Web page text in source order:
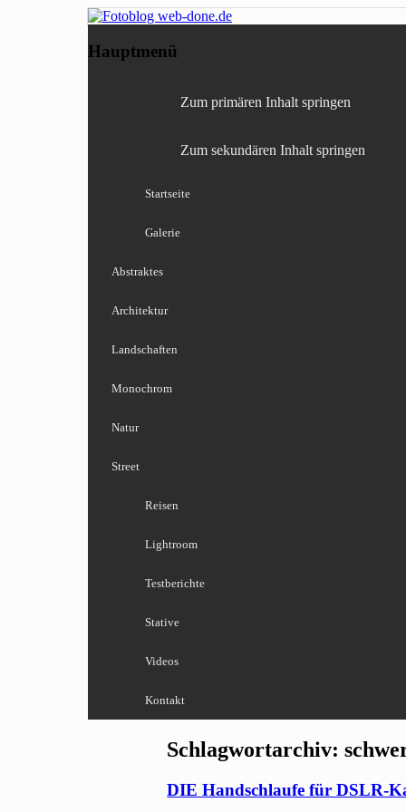
Fotoblog web-
Hauptmenü
Zum primären Inhalt springen
Zum sekundären Inhalt springen
Startseite
Galerie
Abstraktes
Architektur
Landschaften
Monochrom
Natur
Street
Reisen
Lightroom
Testberichte
Stative
Videos
Kontakt
Schlagwortarchiv:
DIE Handschlaufe für DSLR-